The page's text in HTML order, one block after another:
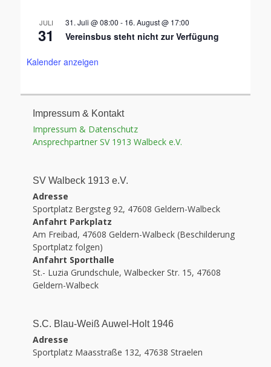
JULI
31
31. Juli @ 08:00 - 16. August @ 17:00
Vereinsbus steht nicht zur Verfügung
Kalender anzeigen
Impressum & Kontakt
Impressum & Datenschutz
Ansprechpartner SV 1913 Walbeck e.V.
SV Walbeck 1913 e.V.
Adresse
Sportplatz Bergsteg 92, 47608 Geldern-Walbeck
Anfahrt Parkplatz
Am Freibad, 47608 Geldern-Walbeck (Beschilderung
Sportplatz folgen)
Anfahrt Sporthalle
St.- Luzia Grundschule, Walbecker Str. 15, 47608
Geldern-Walbeck
S.C. Blau-Weiß Auwel-Holt 1946
Adresse
Sportplatz Maasstraße 132, 47638 Straelen